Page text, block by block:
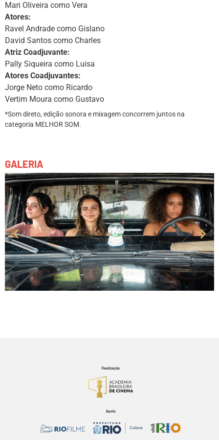
Mari Oliveira como Vera
Atores:
Ravel Andrade como Gislano
David Santos como Charles
Atriz Coadjuvante:
Pally Siqueira como Luisa
Atores Coadjuvantes:
Jorge Neto como Ricardo
Vertim Moura como Gustavo
*Som direto, edição sonora e mixagem concorrem juntos na
categoria MELHOR SOM.
GALERIA